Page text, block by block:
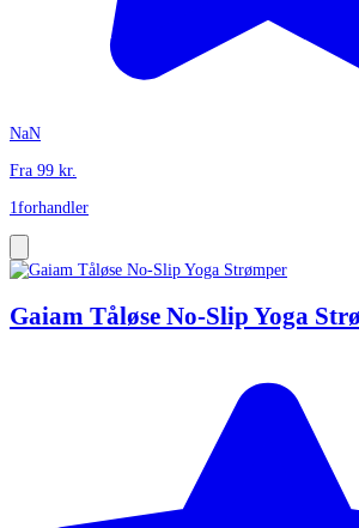
NaN
Fra 99 kr.
1forhandler
Gaiam Tåløse No-Slip Yoga